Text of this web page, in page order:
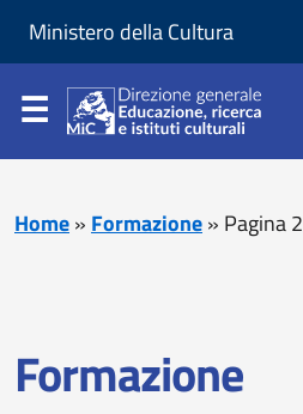
Ministero della Cultura
Home» Formazione» Pagina 2
Formazione